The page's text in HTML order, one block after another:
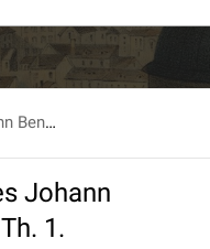
Sammtliche Poetische Werke Des Johann Benjamin Michaelis. Erste vollstandige Ausgabe. Th. 1.
Johann
1.